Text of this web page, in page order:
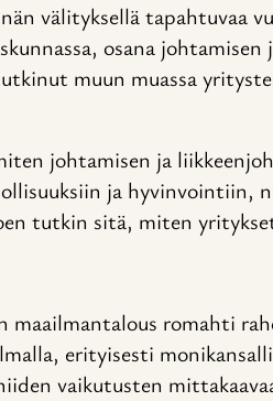
välityksellä tapahtuvaa
osana
muun muassa
johtamisen ja
ja hyvinvointiin,
tutkin sitä, miten
maailmantalous romahti
erityisesti
vaikutusten